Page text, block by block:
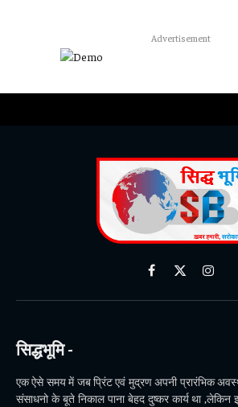
Advertisement
Facebook
X
सिद्धभूमि -
एक ऐसे समय में जब प्रिंट एवं मुद्रण अपनी प्रारंभिक
संसाधनो के बूते निकाल पाना बेहद दुष्कर कार्य था